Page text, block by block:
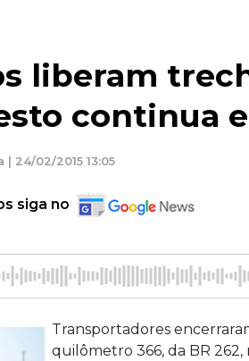
liberam
continua
24/02/2015 13:05
siga no
Transportadores
quilômetro 366, da BR 262,